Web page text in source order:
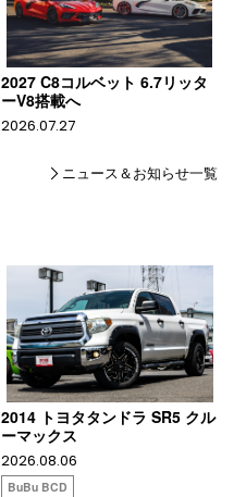
2027 C8コルベット 6.7リッタ
ーV8搭載へ
2026.07.27
ニュース＆お知らせ一覧
2014 トヨタタンドラ SR5 クル
ーマックス
2026.08.06
BuBu BCD